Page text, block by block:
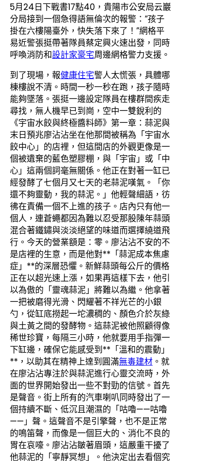
5月24日下戰書17點40，貴陽市公安局云巖
分局接到一個急得語無倫次的報警：“孩子
掛在六樓陽臺外，快失落下來了！”網格平
易近警張挺帶著隊員蔡定興火速出發，同時
呼喚消防和設計家豪宅周邊網格警力支援。
到了現場，報健康住宅警人太慌張，具體哪
棟樓說不清。時間一秒一秒在跑，孩子隨時
能夠墜落。張挺一邊設定隊員在樓群間疾走
尋找，無人機早已到崗，空中一雙銳利的
《宇宙水餃與終極醬料師》第一章：蒜泥與
末日預兆廖沾沾坐在他那間被稱為「宇宙水
餃中心」的店裡，但這間店的外觀更像是一
個被遺棄的藍色塑膠棚，與「宇宙」或「中
心」這兩個詞毫無關係。他正在對著一缸已
經發酵了七個月又七天的老蒜泥嘆氣。「你
還不夠靈動，我的蒜泥。」他輕聲細語，彷
彿在責備一個不上進的孩子。店內只有他一
個人，連蒼蠅都因為難以忍受那股陳年蒜頭
混合著鐵鏽與淡淡絕望的味道而選擇繞道飛
行。今天的營業額是：零。廖沾沾不安的不
是店裡的生意，而是他對**「蒜泥成本焦慮
症」**的深層恐懼。新鮮蒜頭每公斤的價格
正在以超光速上漲，如果再這樣下去，他引
以為傲的「靈魂蒜泥」將難以為繼。他拿著
一把被磨得光滑、閃耀著不祥光芒的小銀
勺，從缸底撈起一坨濃稠的、顏色介於灰綠
與土黃之間的發酵物。這蒜泥被他照顧得像
稀世珍寶，每隔三小時，他就要用手指彈一
下缸邊，確保它能感受到**「溫和的震動」
**，以助其在精神上達到圓滿無毒建材 。就
在廖沾沾專注於與蒜泥進行心靈交流時，外
面的世界開始發出一些不對勁的信號。首先
是聲音。街上所有的汽車喇叭同時發出了一
個持續不斷、低沉且潮濕的「咕嚕——咕嚕
——」聲。這聲音不是引擎聲，也不是正常
的鳴笛聲，而像是一個巨大的、消化不良的
胃在哀嚎。廖沾沾皺著眉頭，這嚴重干擾了
他蒜泥的「寧靜冥想」。他決定出去看個究